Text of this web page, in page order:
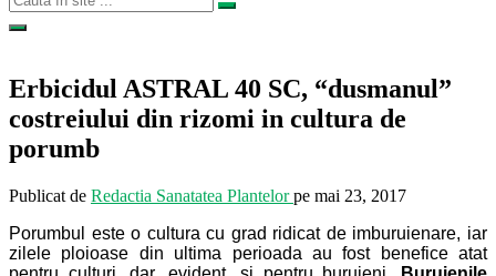
Erbicidul ASTRAL 40 SC, “dusmanul”
costreiului din rizomi in cultura de
porumb
Publicat de Redactia Sanatatea Plantelorpe mai 23, 2017
Porumbul este o cultura cu grad ridicat de imburuienare, iar
zilele ploioase din ultima perioada au fost benefice atat